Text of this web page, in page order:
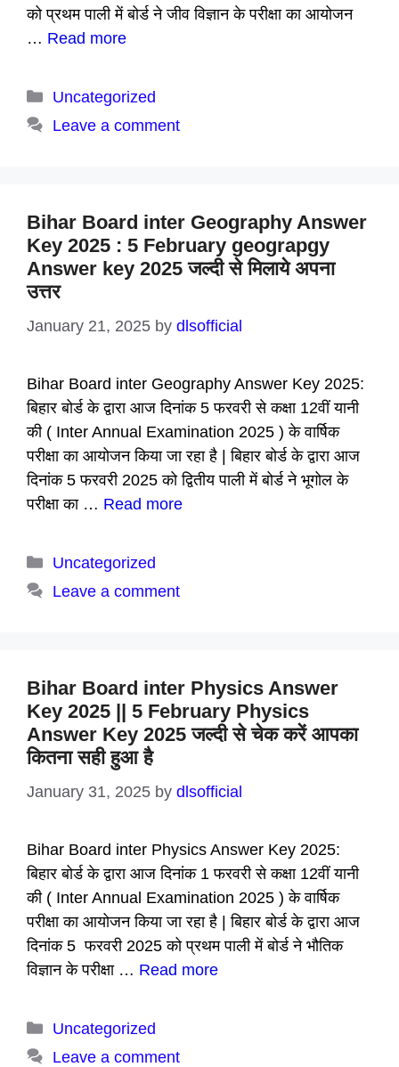
को प्रथम पाली में बोर्ड ने जीव विज्ञान के परीक्षा का आयोजन
… Read more
Categories
Uncategorized
Leave a comment
Bihar Board inter Geography Answer
Key 2025 : 5 February geograpgy
Answer key 2025 जल्दी से मिलाये अपना
उत्तर
January 21, 2025 by dlsofficial
Bihar Board inter Geography Answer Key 2025:
बिहार बोर्ड के द्वारा आज दिनांक 5 फरवरी से कक्षा 12वीं यानी
की ( Inter Annual Examination 2025 ) के वार्षिक
परीक्षा का आयोजन किया जा रहा है | बिहार बोर्ड के द्वारा आज
दिनांक 5 फरवरी 2025 को द्वितीय पाली में बोर्ड ने भूगोल के
परीक्षा का … Read more
Categories
Uncategorized
Leave a comment
Bihar Board inter Physics Answer
Key 2025 || 5 February Physics
Answer Key 2025 जल्दी से चेक करें आपका
कितना सही हुआ है
January 31, 2025 by dlsofficial
Bihar Board inter Physics Answer Key 2025:
बिहार बोर्ड के द्वारा आज दिनांक 1 फरवरी से कक्षा 12वीं यानी
की ( Inter Annual Examination 2025 ) के वार्षिक
परीक्षा का आयोजन किया जा रहा है | बिहार बोर्ड के द्वारा आज
दिनांक 5 फरवरी 2025 को प्रथम पाली में बोर्ड ने भौतिक
विज्ञान के परीक्षा … Read more
Categories
Uncategorized
Leave a comment